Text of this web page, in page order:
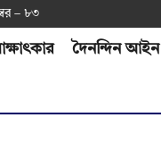
– ৮৩
দৈনন্দিন আইন